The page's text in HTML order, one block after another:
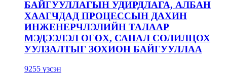
БАЙГУУЛЛАГЫН УДИРДЛАГА, АЛБАН
ХААГЧДАД ПРОЦЕССЫН ДАХИН
ИНЖЕНЕРЧЛЭЛИЙН ТАЛААР
МЭДЭЭЛЭЛ ӨГӨХ, САНАЛ СОЛИЛЦОХ
УУЛЗАЛТЫГ ЗОХИОН БАЙГУУЛЛАА
9255 үзсэн